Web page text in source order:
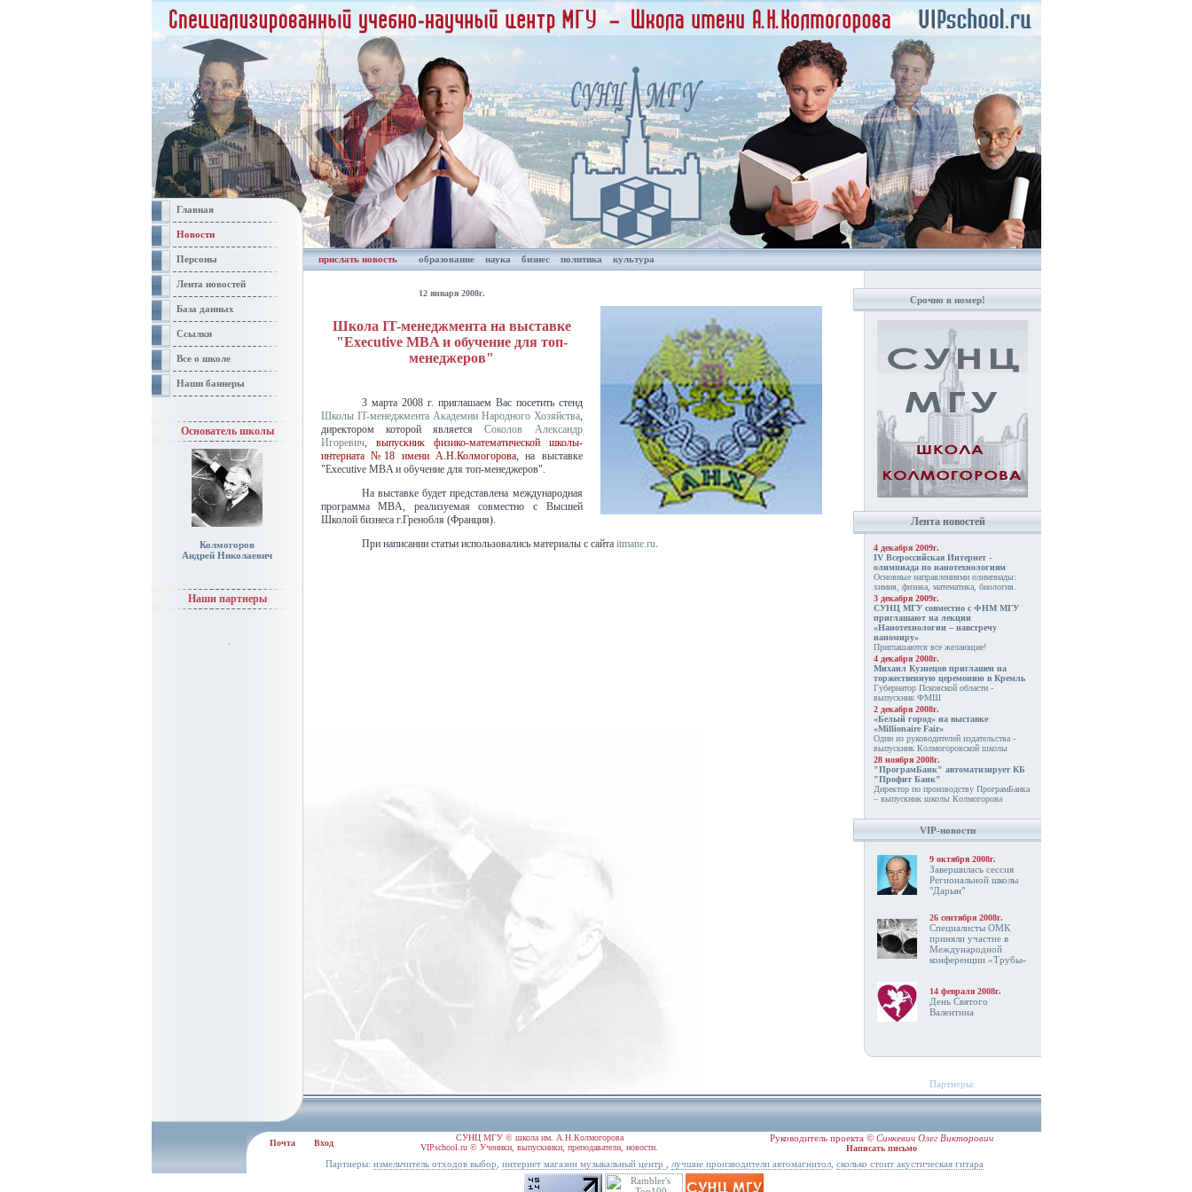
Главная
Новости
Персоны
Лента новостей
База данных
Ссылки
Все о школе
Наши баннеры
Основатель школы
Колмогоров
Андрей Николаевич
Наши партнеры
прислать новость образование наука бизнес политика культура
12 января 2008г.
Школа IT-менеджмента на выставке
"Executive MBA и обучение для топ-
менеджеров"
3 марта 2008 г. приглашаем Вас посетить стенд
Школы IT-менеджмента Академии Народного Хозяйства,
директором которой являетсяСоколов Александр
Игоревич, выпускник физико-математической школы-
интерната №18 имени А.Н.Колмогорова, на выставке
"Executive MBA и обучение для топ-менеджеров".
На выставке будет представлена международная
программа MBA, реализуемая совместно с Высшей
Школой бизнеса г.Гренобля (Франция).
При написании статьи использовались материалы с сайтаitmane.ru.
Срочно в номер!
Лента новостей
4 декабря 2009г.
IV Всероссийская Интернет -
олимпиада по нанотехнологиям
Основные направлениями олимпиады:
химия, физика, математика, биология.
3 декабря 2009г.
СУНЦ МГУ совместно с ФНМ МГУ
приглашают на лекции
«Нанотехнологии – навстречу
наномиру»
Приглашаются все желающие!
4 декабря 2008г.
Михаил Кузнецов приглашен на
торжественную церемонию в Кремль
Губернатор Псковской области -
выпускник ФМШ
2 декабря 2008г.
«Белый город» на выставке
«Millionaire Fair»
Один из руководителей издательства -
выпускник Колмогоровской школы
28 ноября 2008г.
"ПрограмБанк" автоматизирует КБ
"Профит Банк"
Директор по производству ПрограмБанка
– выпускник школы Колмогорова
VIP-новости
9 октября 2008г.
Завершилась сессия
Региональной школы
"Дарын"
26 сентября 2008г.
Специалисты ОМК
приняли участие в
Международной
конференции «Трубы»
14 февраля 2008г.
День Святого
Валентина
Партнеры:
Почта Вход
СУНЦ МГУ © школа им. А.Н.Колмогорова
VIPschool.ru © Ученики, выпускники, преподаватели, новости.
Руководитель проекта © Синкевич Олег Викторович
Написать письмо
Партнеры: измельчитель отходов выбор интернет магазин музыкальный центр лучшие производители автомагнитол сколько стоит акустическая гитара